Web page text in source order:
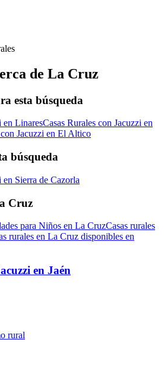
de La Cruz
esta búsqueda
en LinaresCasas Rurales con Jacuzzi en
Jacuzzi en El Altico
búsqueda
en Sierra de Cazorla
Cruz
para Niños en La CruzCasas rurales
rurales en La Cruz disponibles en
en Jaén
rural